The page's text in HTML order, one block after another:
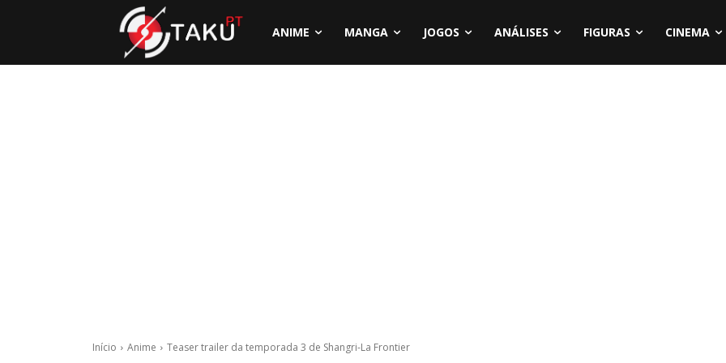
ANIME MANGA JOGOS ANÁLISES FIGURAS CINEMA
Início Anime Teaser trailer da temporada 3 de Shangri-La Frontier